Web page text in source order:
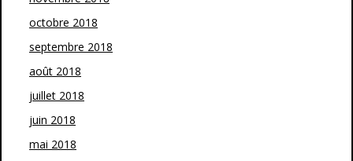
octobre 2018
septembre 2018
août 2018
juillet 2018
juin 2018
mai 2018